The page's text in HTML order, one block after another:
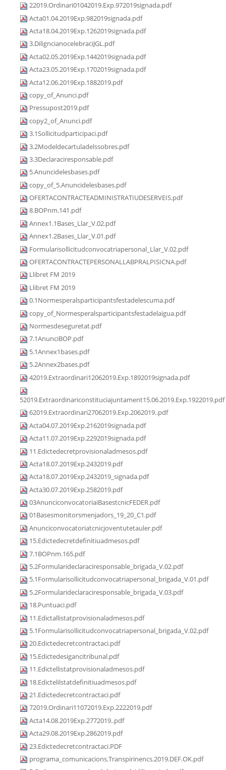
22019.Ordinari01042019.Exp.972019signada.pdf
Acta01.04.2019Exp.982019signada.pdf
Acta18.04.2019Exp.1262019signada.pdf
3.DiligncianocelebraciJGL.pdf
Acta02.05.2019Exp.1442019signada.pdf
Acta23.05.2019Exp.1702019signada.pdf
Acta12.06.2019Exp.1882019.pdf
copy_of_Anunci.pdf
Pressupost2019.pdf
copy2_of_Anunci.pdf
3.1Sollicitudparticipaci.pdf
3.2Modeldecartuladelssobres.pdf
3.3Declaraciresponsable.pdf
5.Anuncidelesbases.pdf
copy_of_5.Anuncidelesbases.pdf
OFERTACONTRACTEADMINISTRATIUDESERVEIS.pdf
8.BOPnm.141.pdf
Annex1.1Bases_Llar_V.02.pdf
Annex1.2Bases_Llar_V.01.pdf
Formularisollicitudconvocatriapersonal_Llar_V.02.pdf
OFERTACONTRACTEPERSONALLABPRALPISICNA.pdf
Llibret FM 2019
Llibret FM 2019
0.1Normesperalsparticipantsfestadelescuma.pdf
copy_of_Normesperalsparticipantsfestadelaigua.pdf
Normesdeseguretat.pdf
7.1AnunciBOP.pdf
5.1Annex1bases.pdf
5.2Annex2bases.pdf
42019.Extraordinari12062019.Exp.1892019signada.pdf
52019.Extraordinariconstituciajuntament15.06.2019.Exp.1922019.pdf
62019.Extraordinari27062019.Exp.2062019..pdf
Acta04.07.2019Exp.2162019signada.pdf
Acta11.07.2019Exp.2292019signada.pdf
11.Edictedecretprovisionaladmesos.pdf
Acta18.07.2019Exp.2432019.pdf
Acta18.07.2019Exp.2432019_signada.pdf
Acta30.07.2019Exp.2582019.pdf
03AnunciconvocatoriaiBasestcnicFEDER.pdf
01Basesmonitorsmenjadors_19_20_C1.pdf
Anunciconvocatoriatcnicjoventutetauler.pdf
15.Edictedecretdefinitiuadmesos.pdf
7.1BOPnm.165.pdf
5.2Formularideclaraciresponsable_brigada_V.02.pdf
5.1Formularisollicitudconvocatriapersonal_brigada_V.01.pdf
5.2Formularideclaraciresponsable_brigada_V.03.pdf
18.Puntuaci.pdf
11.Edictallistatprovisionaladmesos.pdf
5.1Formularisollicitudconvocatriapersonal_brigada_V.02.pdf
20.Edictedecretcontractaci.pdf
15.Edictedesigancitribunal.pdf
11.Edictellistatprovisionaladmesos.pdf
18.Edictelilstatdefinitiuadmesos.pdf
21.Edictedecretcontractaci.pdf
72019.Ordinari11072019.Exp.2222019.pdf
Acta14.08.2019Exp.2772019..pdf
Acta29.08.2019Exp.2862019.pdf
23.Edictedecretcontractaci.PDF
programa_comunicacions.Transpirinencs.2019.DEF.OK.pdf